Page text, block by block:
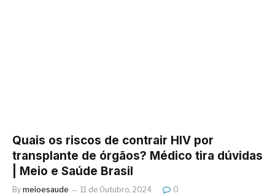
Quais os riscos de contrair HIV por
transplante de órgãos? Médico tira dúvidas
| Meio e Saúde Brasil
By meioesaude 11 de Outubro, 2024 0